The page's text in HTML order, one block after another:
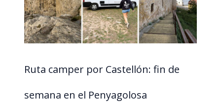
Ruta camper por Castellón: fin de
semana en el Penyagolosa